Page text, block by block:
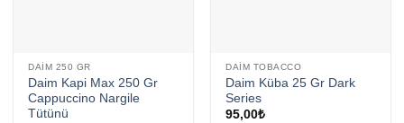
DAIM 250 GR
Daim Kapi Max 250 Gr
Cappuccino Nargile
Tütünü
DAIM TOBACCO
Daim Küba 25 Gr Dark
Series
95,00₺